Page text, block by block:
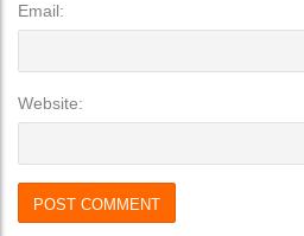
Email:
Website: